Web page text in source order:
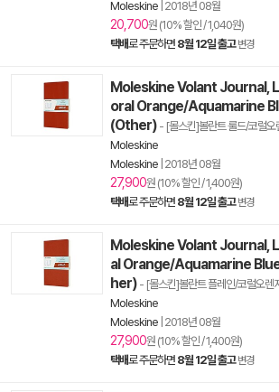
Moleskine 2018년 08월
20,700원 (10% 할인 / 1,040원)
택배로 주문하면 8월 12일 출고 변경
Moleskine Volant Journal,
oral Orange/Aquamarine
(Other) - [몰스킨]볼란트 룰드/코럴
Moleskine
Moleskine 2018년 08월
27,900원 (10% 할인 / 1,400원)
택배로 주문하면 8월 12일 출고 변경
Moleskine Volant Journal,
al Orange/Aquamarine
her) - [몰스킨]볼란트 플레인/코럴오렌
Moleskine
Moleskine 2018년 08월
27,900원 (10% 할인 / 1,400원)
택배로 주문하면 8월 12일 출고 변경